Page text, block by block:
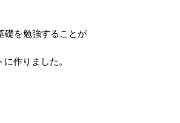
礎を勉強することが
作りました。